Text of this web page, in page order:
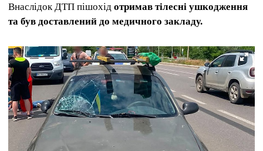
Внаслідок ДТП пішохід отримав тілесні ушкодження
та був доставлений до медичного закладу.